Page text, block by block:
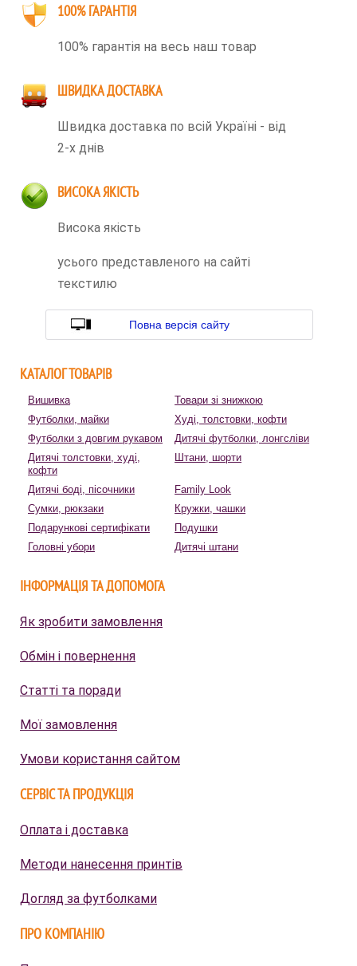
100% ГАРАНТІЯ
100% гарантія на весь наш товар
ШВИДКА ДОСТАВКА
Швидка доставка по всій Україні - від
2-х днів
ВИСОКА ЯКІСТЬ
Висока якість
усього представленого на сайті
текстилю
Повна версія сайту
КАТАЛОГ ТОВАРІВ
Вишивка
Товари зі знижкою
Футболки, майки
Худі, толстовки, кофти
Футболки з довгим рукавом
Дитячі футболки, лонгсліви
Дитячі толстовки, худі,
кофти
Штани, шорти
Дитячі боді, пісочники
Family Look
Сумки, рюкзаки
Кружки, чашки
Подарункові сертифікати
Подушки
Головні убори
Дитячі штани
ІНФОРМАЦІЯ ТА ДОПОМОГА
Як зробити замовлення
Обмін і повернення
Статті та поради
Мої замовлення
Умови користання сайтом
СЕРВІС ТА ПРОДУКЦІЯ
Оплата і доставка
Методи нанесення принтів
Догляд за футболками
ПРО КОМПАНІЮ